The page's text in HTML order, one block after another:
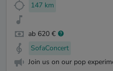
147 km
ab 620 €
SofaConcert
Join us on our pop